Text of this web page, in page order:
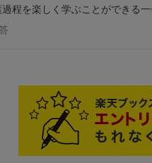
程を楽しく学ぶことができる一